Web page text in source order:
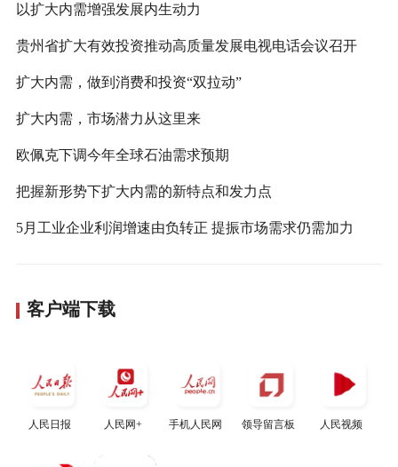
以扩大内需增强发展内生动力
贵州省扩大有效投资推动高质量发展电视电话会议召开
扩大内需，做到消费和投资“双拉动”
扩大内需，市场潜力从这里来
欧佩克下调今年全球石油需求预期
把握新形势下扩大内需的新特点和发力点
5月工业企业利润增速由负转正 提振市场需求仍需加力
客户端下载
人民日报 人民网+ 手机人民网 领导留言板 人民视频